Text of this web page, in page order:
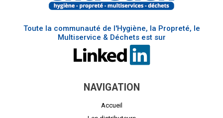
Toute la communauté de l'Hygiène, la Propreté, le
Multiservice & Déchets est sur
NAVIGATION
Accueil